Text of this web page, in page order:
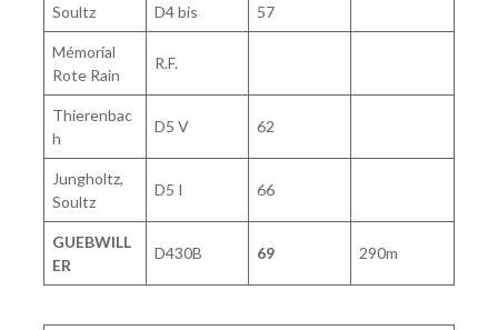
Soultz D4 bis 57
Mémorial
Rote Rain
R.F.
Thierenbac
h
D5 V 62
Jungholtz,
Soultz
D5 I 66
GUEBWILL
ER
D430B 69 290m